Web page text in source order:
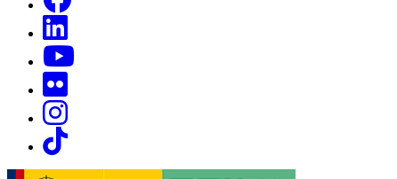
Links, Opens in this window
Links, Opens in this window
Links, Opens in this window
Links, Opens in this window